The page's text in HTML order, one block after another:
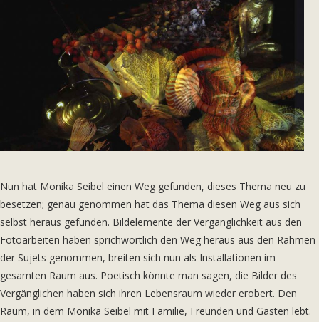
Nun hat Monika Seibel einen Weg gefunden, dieses Thema neu zu
besetzen; genau genommen hat das Thema diesen Weg aus sich
selbst heraus gefunden. Bildelemente der Vergänglichkeit aus den
Fotoarbeiten haben sprichwörtlich den Weg heraus aus den Rahmen
der Sujets genommen, breiten sich nun als Installationen im
gesamten Raum aus. Poetisch könnte man sagen, die Bilder des
Vergänglichen haben sich ihren Lebensraum wieder erobert. Den
Raum, in dem Monika Seibel mit Familie, Freunden und Gästen lebt.